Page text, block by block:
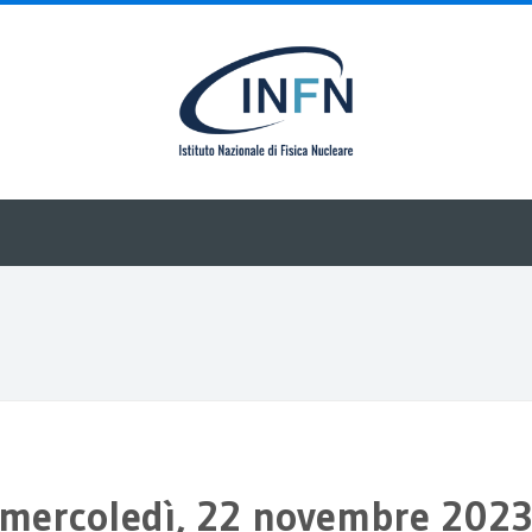
mercoledì, 22 novembre 2023